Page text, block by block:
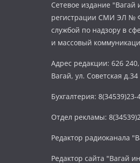
Сетевое издание
регистрации СМИ ЭЛ №
службой по надзору в
и массовый
Адрес редакции: 626
Вагай, ул. Советская д.34
Бухгалтерия: 8(34539)23-
Отдел рекламы:
Редактор радиоканала
Редактор сайта "Вагай